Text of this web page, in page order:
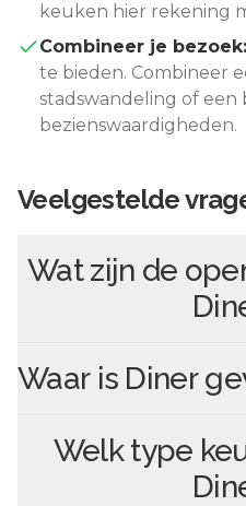
keuken hier rekening
Combineer je bezoek:
te bieden. Combineer
stadswandeling of een
bezienswaardigheden.
Veelgestelde
Wat zijn de
Waar is Diner
Welk type